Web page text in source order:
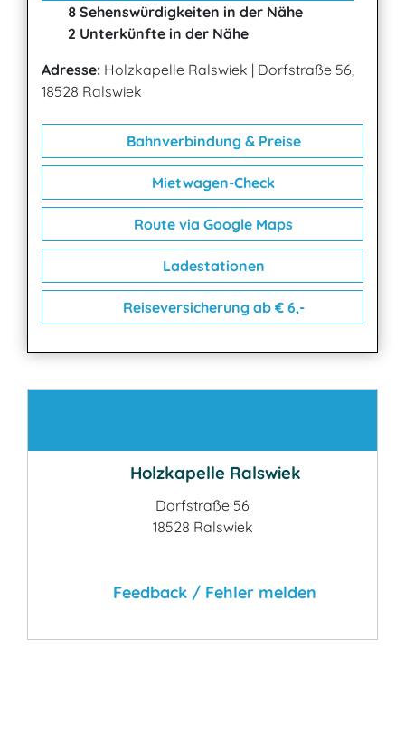
8 Sehenswürdigkeiten in der Nähe
2 Unterkünfte in der Nähe
Adresse: Holzkapelle Ralswiek | Dorfstraße 56,
18528 Ralswiek
Bahnverbindung & Preise
Mietwagen-Check
Route via Google Maps
Ladestationen
Reiseversicherung ab € 6,-
Holzkapelle Ralswiek
Dorfstraße 56
18528 Ralswiek
Feedback / Fehler melden